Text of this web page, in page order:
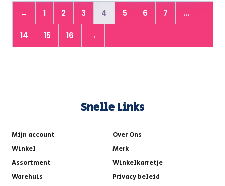
← 1 2 3 4 5 6 7 ...
14 15 16 →
Snelle Links
Mijn account
Over Ons
Winkel
Merk
Assortment
Winkelkarretje
Warehuis
Privacy beleid